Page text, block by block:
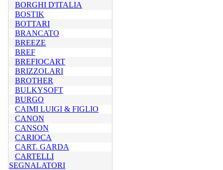
BORGHI D'ITALIA
BOSTIK
BOTTARI
BRANCATO
BREEZE
BREF
BREFIOCART
BRIZZOLARI
BROTHER
BULKYSOFT
BURGO
CAIMI LUIGI & FIGLIO
CANON
CANSON
CARIOCA
CART. GARDA
CARTELLI
SEGNALATORI